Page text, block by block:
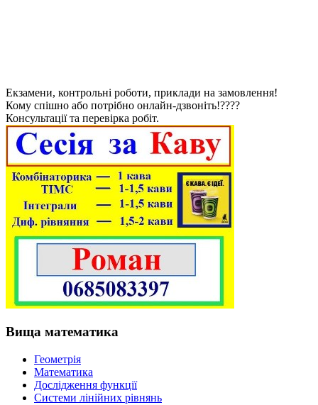
Екзамени, контрольні роботи, приклади на замовлення!
Кому спішно або потрібно онлайн-дзвоніть!????
Консультації та перевірка робіт.
Вища математика
Геометрія
Математика
Дослідження функції
Системи лінійних рівнянь